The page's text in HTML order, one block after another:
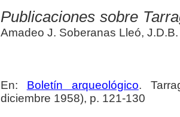
Publicaciones sobre
Amadeo J. Soberanas Lleó, J.D.B.
En: Boletín arqueológico.
diciembre 1958), p. 121-130